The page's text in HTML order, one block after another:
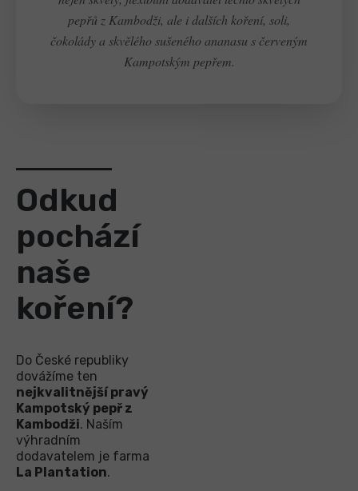
pepřů z Kambodži, ale i dalších koření, soli,
čokolády a skvělého sušeného ananasu s červeným
Kampotským pepřem.
Odkud
pochází
naše
koření?
Do České republiky
dovážíme ten
nejkvalitnější pravý
Kampotský pepř z
Kambodži. Naším
výhradním
dodavatelem je farma
La Plantation.